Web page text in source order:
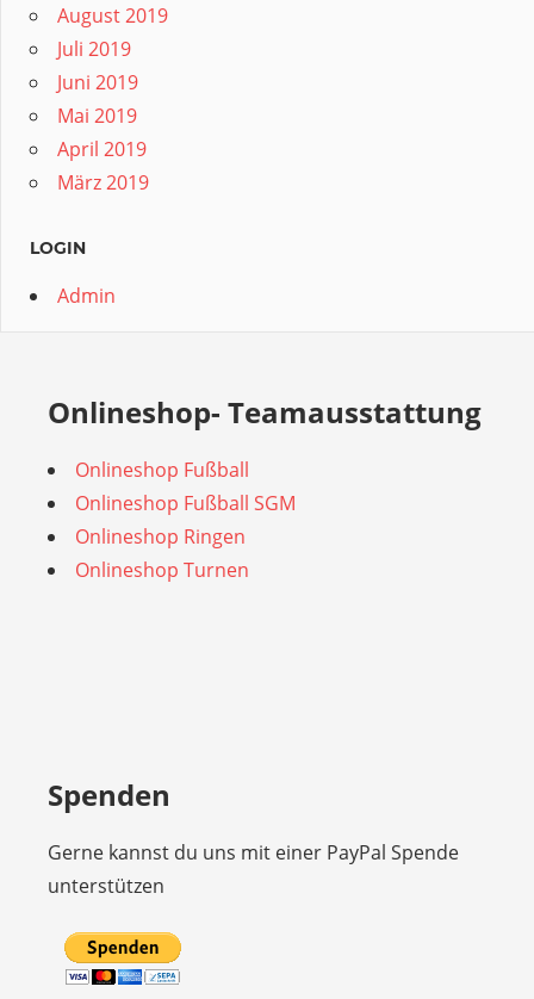
August 2019
Juli 2019
Juni 2019
Mai 2019
April 2019
März 2019
LOGIN
Admin
Onlineshop- Teamausstattung
Onlineshop Fußball
Onlineshop Fußball SGM
Onlineshop Ringen
Onlineshop Turnen
Spenden
Gerne kannst du uns mit einer PayPal Spende
unterstützen